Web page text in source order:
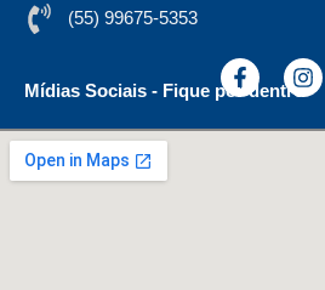
(55) 99675-5353
Mídias Sociais - Fique por dentro